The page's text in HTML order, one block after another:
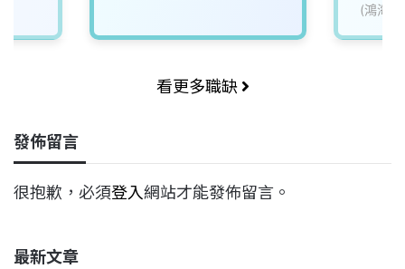
(鴻海)
看更多職缺
發佈留言
很抱歉，必須登入網站才能發佈留言。
最新文章